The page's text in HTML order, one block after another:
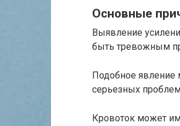
Основные
Выявление
быть тревожным
Подобное явление
серьезных
Кровоток может